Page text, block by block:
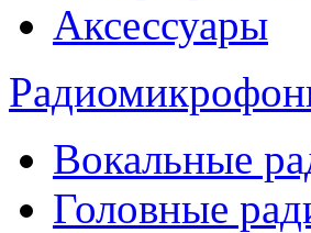
Аксессуары
Вокальные
Головные